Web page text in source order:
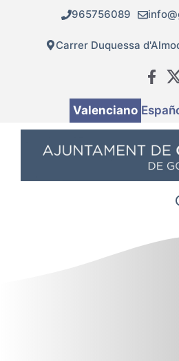
contingut
965756089
Carrer Duquessa
Valenciano